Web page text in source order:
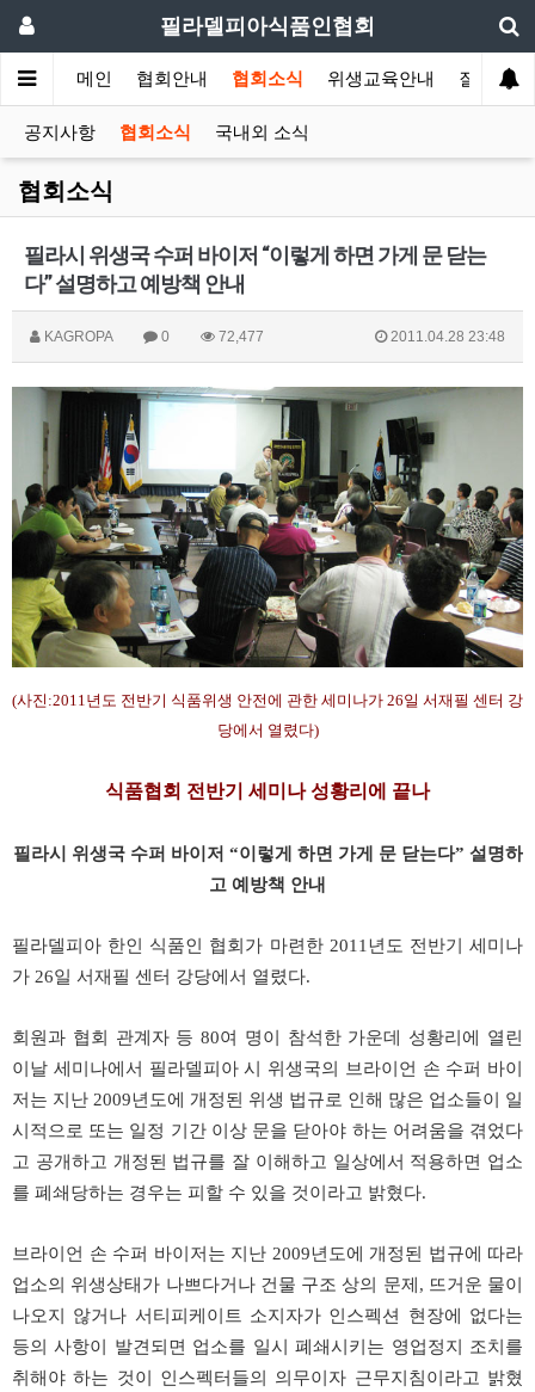
필라델피아식품인협회
메인 협회안내 협회소식 위생교육안내 질의답변
공지사항 협회소식 국내외 소식
협회소식
필라시 위생국 수퍼 바이저 “이렇게 하면 가게 문 닫는
다” 설명하고 예방책 안내
KAGROPA 0 72,477 2011.04.28 23:48
(사진:2011년도 전반기 식품위생 안전에 관한 세미나가 26일 서재필 센터 강
당에서 열렸다)
식품협회 전반기 세미나 성황리에 끝나
필라시 위생국 수퍼 바이저 “이렇게 하면 가게 문 닫는다” 설명하
고 예방책 안내
필라델피아 한인 식품인 협회가 마련한 2011년도 전반기 세미나
가 26일 서재필 센터 강당에서 열렸다.
회원과 협회 관계자 등 80여 명이 참석한 가운데 성황리에 열린
이날 세미나에서 필라델피아 시 위생국의 브라이언 손 수퍼 바이
저는 지난 2009년도에 개정된 위생 법규로 인해 많은 업소들이 일
시적으로 또는 일정 기간 이상 문을 닫아야 하는 어려움을 겪었다
고 공개하고 개정된 법규를 잘 이해하고 일상에서 적용하면 업소
를 폐쇄당하는 경우는 피할 수 있을 것이라고 밝혔다.
브라이언 손 수퍼 바이저는 지난 2009년도에 개정된 법규에 따라
업소의 위생상태가 나쁘다거나 건물 구조 상의 문제, 뜨거운 물이
나오지 않거나 서티피케이트 소지자가 인스펙션 현장에 없다는
등의 사항이 발견되면 업소를 일시 폐쇄시키는 영업정지 조치를
취해야 하는 것이 인스펙터들의 의무이자 근무지침이라고 밝혔